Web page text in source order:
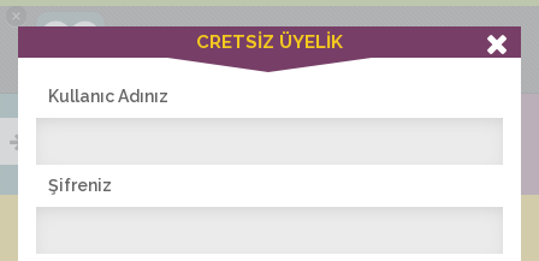
×
Ciddiask Uygulaması
+1 Hafta Gold Üyelik Kazan
Bedava - com.ciddi.ask
İNDİR
CRETSİZ ÜYELİK
Kullanıc Adınız
Şifreniz